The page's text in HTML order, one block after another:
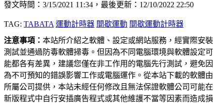
發文時間：3/15/2021 11:34，最後更新：12/10/2022 22:50
TAG: TABATA 運動計時器 間歇運動 間歇運動計時器
注意事項： 本站所介紹之軟體、設定或網站服務，經實際安裝
測試並通過防毒軟體掃毒。但因為不同電腦環境與軟體設定可
能都各有差異，建議您僅在非工作用的電腦先行測試，避免因
為不可預知的錯誤影響工作或電腦運作。從本站下載的軟體由
所屬公司提供，本站未經任何修改且無法保證軟體公司可能在
新版程式中自行安插廣告程式或其他維護不當等因素而造成損